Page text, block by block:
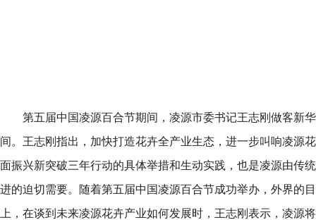
第五届中国凌源百合节期间，凌源市委书记王志刚做客新
间。王志刚指出，加快打造花卉全产业生态，进一步叫响凌源
面振兴新突破三年行动的具体举措和生动实践，也是凌源由传
进的迫切需要。随着第五届中国凌源百合节成功举办，外界的
上，在谈到未来凌源花卉产业如何发展时，王志刚表示，凌源